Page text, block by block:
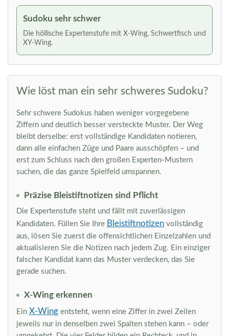
Sudoku sehr schwer
Die höllische Expertenstufe mit X-Wing, Schwertfisch und
XY-Wing.
Wie löst man ein sehr schweres Sudoku?
Sehr schwere Sudokus haben weniger vorgegebene
Ziffern und deutlich besser versteckte Muster. Der Weg
bleibt derselbe: erst vollständige Kandidaten notieren,
dann alle einfachen Züge und Paare ausschöpfen – und
erst zum Schluss nach den großen Experten-Mustern
suchen, die das ganze Spielfeld umspannen.
Präzise Bleistiftnotizen sind Pflicht
Die Expertenstufe steht und fällt mit zuverlässigen
Kandidaten. Füllen Sie Ihre Bleistiftnotizen vollständig
aus, lösen Sie zuerst die offensichtlichen Einzelzahlen und
aktualisieren Sie die Notizen nach jedem Zug. Ein einziger
falscher Kandidat kann das Muster verdecken, das Sie
gerade suchen.
X-Wing erkennen
Ein X-Wing entsteht, wenn eine Ziffer in zwei Zeilen
jeweils nur in denselben zwei Spalten stehen kann – oder